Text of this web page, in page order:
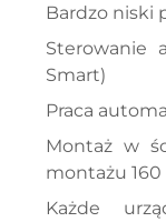
Bardzo niski
Sterowanie
Smart)
Praca
Montaż w
montażu
Każde